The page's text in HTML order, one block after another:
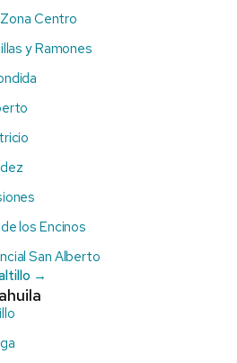
Centro
y Ramones
los Encinos
San Alberto
→